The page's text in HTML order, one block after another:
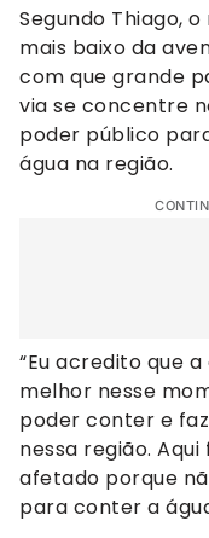
Segundo Thiago,
mais baixo da
com que grande
via se concentre
poder público
água na região.
“Eu acredito que
melhor nesse
poder conter e
nessa região.
afetado porque
para conter a